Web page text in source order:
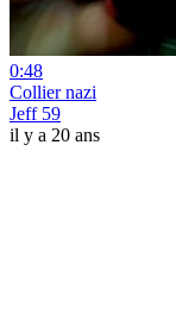
0:48
Collier nazi
Jeff 59
il y a 20 ans